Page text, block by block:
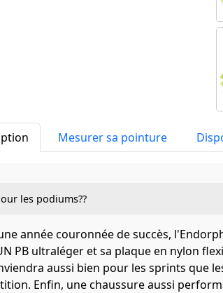
Mesurer sa pointure
les podiums??
année couronnée de succès,
PB ultraléger et sa plaque en nylon
aussi bien pour les sprints que
Enfin, une chaussure aussi